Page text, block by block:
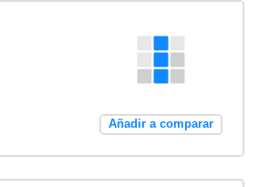
Añadir a comparar